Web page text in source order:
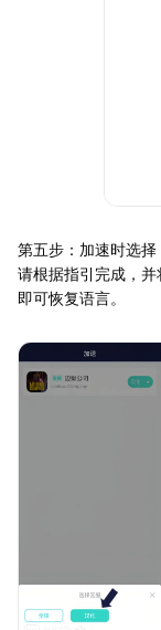
第五步：加速时选择
请根据指引完成，
即可恢复语言。